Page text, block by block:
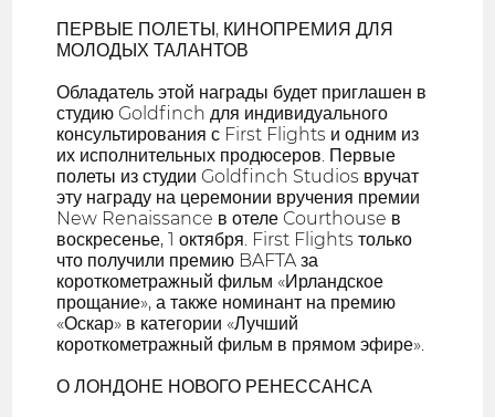
ПЕРВЫЕ ПОЛЕТЫ, КИНОПРЕМИЯ ДЛЯ
МОЛОДЫХ ТАЛАНТОВ
Обладатель этой награды будет приглашен в
студию Goldfinch для индивидуального
консультирования с First Flights и одним из
их исполнительных продюсеров. Первые
полеты из студии Goldfinch Studios вручат
эту награду на церемонии вручения премии
New Renaissance в отеле Courthouse в
воскресенье, 1 октября. First Flights только
что получили премию BAFTA за
короткометражный фильм «Ирландское
прощание», а также номинант на премию
«Оскар» в категории «Лучший
короткометражный фильм в прямом эфире».
О ЛОНДОНЕ НОВОГО РЕНЕССАНСА